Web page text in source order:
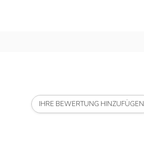
IHRE BEWERTUNG HINZUFÜGEN